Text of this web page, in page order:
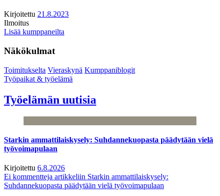
Kirjoitettu 21.8.2023
Ilmoitus
Lisää kumppaneilta
Näkökulmat
Toimitukselta Vieraskynä Kumppaniblogit
Työpaikat & työelämä
Työelämän uutisia
Starkin ammattilaiskysely: Suhdannekuopasta päädytään vielä
työvoimapulaan
Kirjoitettu 6.8.2026
Ei kommentteja artikkeliin Starkin ammattilaiskysely:
Suhdannekuopasta päädytään vielä työvoimapulaan